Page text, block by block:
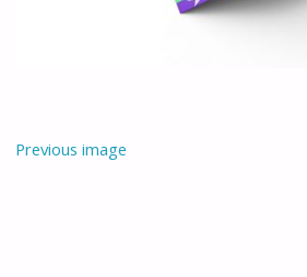
Previous image